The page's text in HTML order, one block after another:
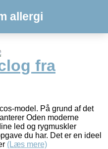
allergi
fra
model. På grund af det
Oden moderne
led og rygmuskler
du har. Det er en ideel
(Læs mere)